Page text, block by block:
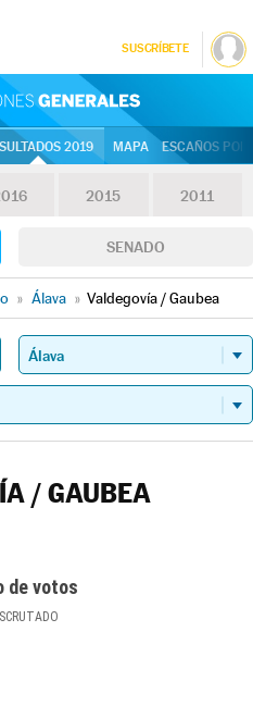
SUSCRÍBETE
2019 MAPA ESCAÑOS
2015 2011
SENADO
» Álava » Valdegovía / Gaubea
/ GAUBEA
de votos